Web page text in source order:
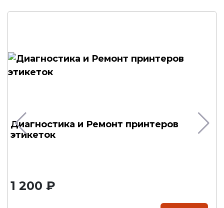
Диагностика и Ремонт принтеров
этикеток
1 200 ₽